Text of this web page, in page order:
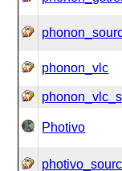
phonon_vlc
Photivo